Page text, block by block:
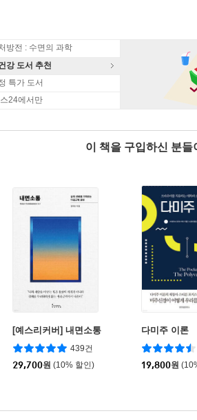
방전 : 수면의 과학
강 도서 추천
특가 도서
24에서만
이 책을 구입하신 분
[예스리커버] 내면소통
439건
29,700원 (10% 할인)
다미주 이론
19,800원